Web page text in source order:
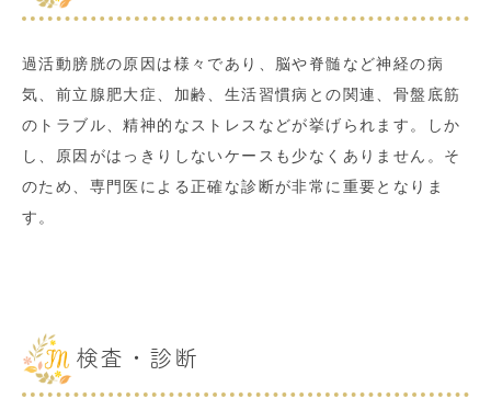
過活動膀胱の原因は様々であり、脳や脊髄など神経の病
気、前立腺肥大症、加齢、生活習慣病との関連、骨盤底筋
のトラブル、精神的なストレスなどが挙げられます。しか
し、原因がはっきりしないケースも少なくありません。そ
のため、専門医による正確な診断が非常に重要となりま
す。
検査・診断